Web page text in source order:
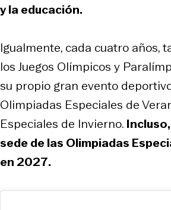
y la educación.
Igualmente, cada cuatro años,
los Juegos Olímpicos y
su propio gran evento
Olimpiadas Especiales de
Especiales de Invierno.
sede de las Olimpiadas
en 2027.